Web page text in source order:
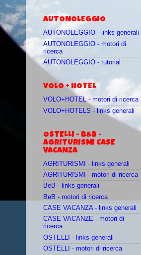
AUTONOLEGGIO
AUTONOLEGGIO - links generali
AUTONOLEGGIO - motori di
ricerca
AUTONOLEGGIO - tutorial
VOLO + HOTEL
VOLO+HOTEL - motori di ricerca
VOLO+HOTELS - links generali
OSTELLI - B&B -
AGRITURISMI CASE
VACANZA
AGRITURISMI - links generali
AGRITURISMI - motori di ricerca
BeB - links generali
BeB - motori di ricerca
CASE VACANZA - links generali
CASE VACANZE - motori di
ricerca
OSTELLI - links generali
OSTELLI - motori di ricerca